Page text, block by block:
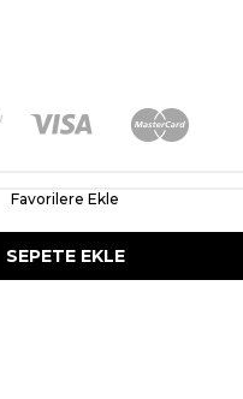
Favorilere Ekle